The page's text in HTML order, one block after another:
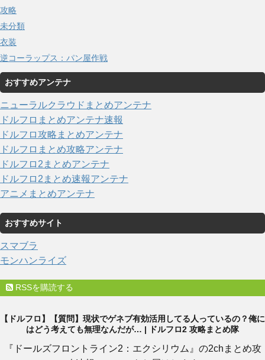
攻略
未分類
衣装
逆コーラップス：パン屋作戦
おすすめアンテナ
ニューラルクラウドまとめアンテナ
ドルフロまとめアンテナ速報
ドルフロ攻略まとめアンテナ
ドルフロまとめ攻略アンテナ
ドルフロ2まとめアンテナ
ドルフロ2まとめ速報アンテナ
アニメまとめアンテナ
おすすめサイト
スマブラ
モンハンライズ
RSSを購読する
【ドルフロ】【質問】現状でゲネブ有効活用してる人っているの？俺に
はどう考えても無理なんだが… | ドルフロ2 攻略まとめ隊
『ドールズフロントライン2：エクシリウム』の2chまとめ攻